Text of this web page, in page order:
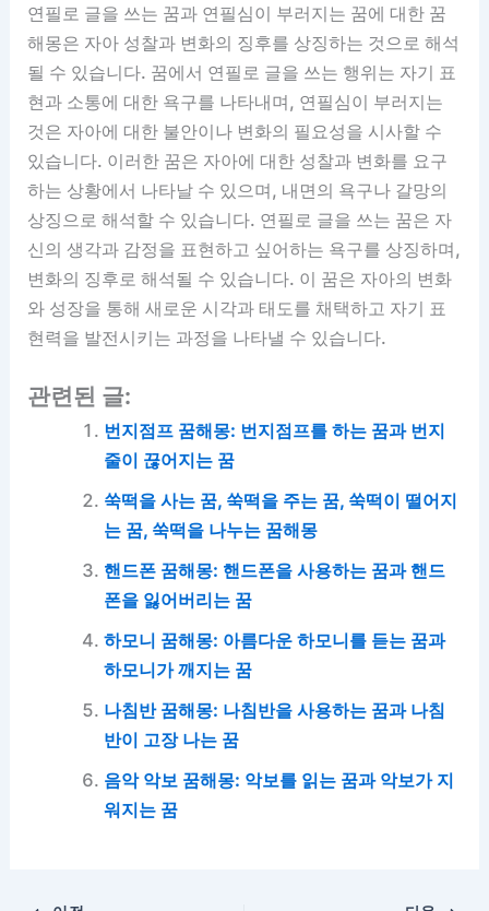
연필로 글을 쓰는 꿈과 연필심이 부러지는 꿈에 대한 꿈
해몽은 자아 성찰과 변화의 징후를 상징하는 것으로 해석
될 수 있습니다. 꿈에서 연필로 글을 쓰는 행위는 자기 표
현과 소통에 대한 욕구를 나타내며, 연필심이 부러지는
것은 자아에 대한 불안이나 변화의 필요성을 시사할 수
있습니다. 이러한 꿈은 자아에 대한 성찰과 변화를 요구
하는 상황에서 나타날 수 있으며, 내면의 욕구나 갈망의
상징으로 해석할 수 있습니다. 연필로 글을 쓰는 꿈은 자
신의 생각과 감정을 표현하고 싶어하는 욕구를 상징하며,
변화의 징후로 해석될 수 있습니다. 이 꿈은 자아의 변화
와 성장을 통해 새로운 시각과 태도를 채택하고 자기 표
현력을 발전시키는 과정을 나타낼 수 있습니다.
관련된 글:
번지점프 꿈해몽: 번지점프를 하는 꿈과 번지
줄이 끊어지는 꿈
쑥떡을 사는 꿈, 쑥떡을 주는 꿈, 쑥떡이 떨어지
는 꿈, 쑥떡을 나누는 꿈해몽
핸드폰 꿈해몽: 핸드폰을 사용하는 꿈과 핸드
폰을 잃어버리는 꿈
하모니 꿈해몽: 아름다운 하모니를 듣는 꿈과
하모니가 깨지는 꿈
나침반 꿈해몽: 나침반을 사용하는 꿈과 나침
반이 고장 나는 꿈
음악 악보 꿈해몽: 악보를 읽는 꿈과 악보가 지
워지는 꿈